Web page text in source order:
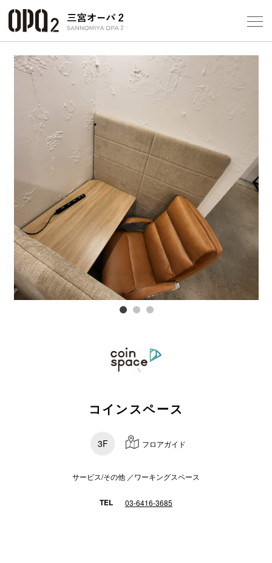
Previous Next
コインスペース
3F フロアガイド
サービス/その他 ／ワーキングスペース
TEL 03-6416-3685
フロア
レスト
アクセ
スタッ
電話で